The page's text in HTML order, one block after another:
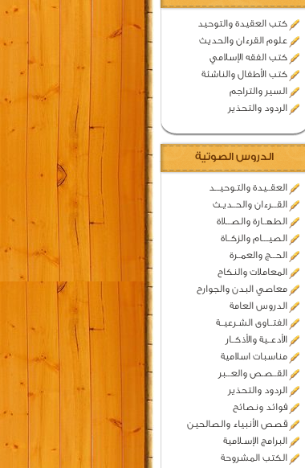
كتب العقيدة والتوحيد
علوم القرءان والحديث
كتب الفقه الإسلامي
كتب الأطفال والناشئة
السير والتراجم
الردود والتحذير
الدروس الصوتية
العقــيدة والتـوحيـــد
القـــرءان والحــديـث
الطهــارة والصـــلاة
الصيــــام والزكــاة
الحـــج والعمــرة
المعاملات والنكاح
معاصي البدن والجوارح
الدروس العامة
الفتــاوى الشـرعيــة
الأدعــية والأذكــار
مناسبات اسلامية
القــصـص والعـــبر
الردود والتحذير
فوائد ونصائح
قصص الأنبياء والصالحين
البرامج الإسـلامية
الكتب المشروحة